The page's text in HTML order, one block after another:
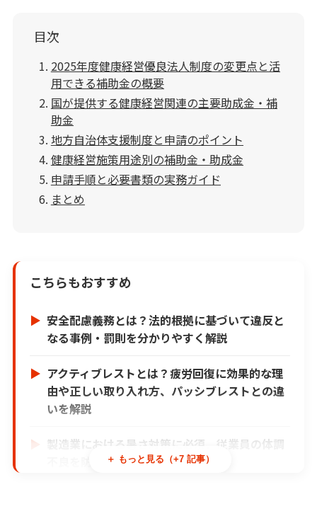
目次
2025年度健康経営優良法人制度の変更点と活
用できる補助金の概要
国が提供する健康経営関連の主要助成金・補
助金
地方自治体支援制度と申請のポイント
健康経営施策用途別の補助金・助成金
申請手順と必要書類の実務ガイド
まとめ
こちらもおすすめ
安全配慮義務とは？法的根拠に基づいて違反と
なる事例・罰則を分かりやすく解説
アクティブレストとは？疲労回復に効果的な理
由や正しい取り入れ方、パッシブレストとの違
いを解説
製造業における暑さ対策に必須、従業員の体調
不良を防ぐ具体策を紹介
＋ もっと見る（+7 記事）